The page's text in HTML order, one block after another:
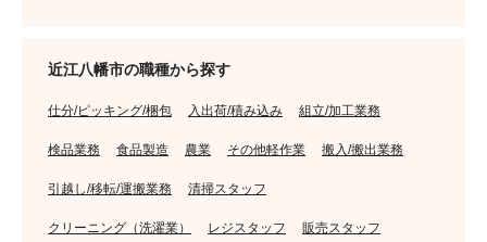
近江八幡市の職種から探す
仕分/ピッキング/梱包 入出荷/積み込み 組立/加工業務
検品業務 食品製造 農業 その他軽作業 搬入/搬出業務
引越し/移転/運搬業務 清掃スタッフ
クリーニング（洗濯業） レジスタッフ 販売スタッフ